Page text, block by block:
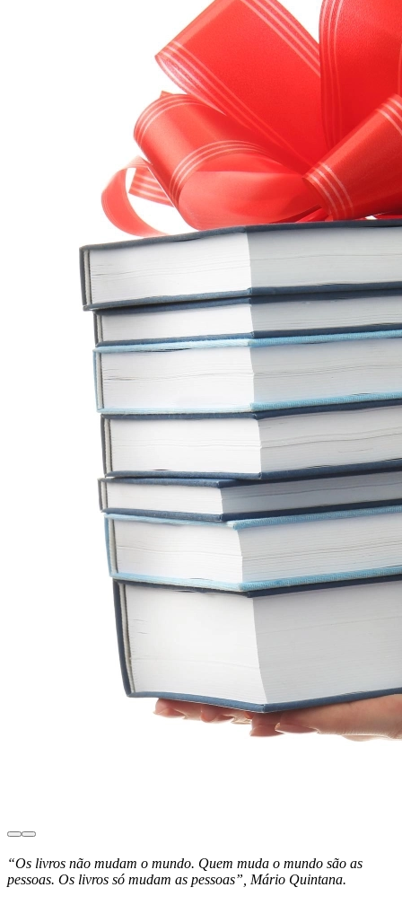
“Os livros não mudam o mundo. Quem muda o mundo são as
pessoas. Os livros só mudam as pessoas”, Mário Quintana.